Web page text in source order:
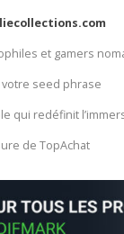
et gamers
seed phrase
qui redéfinit
de TopAchat